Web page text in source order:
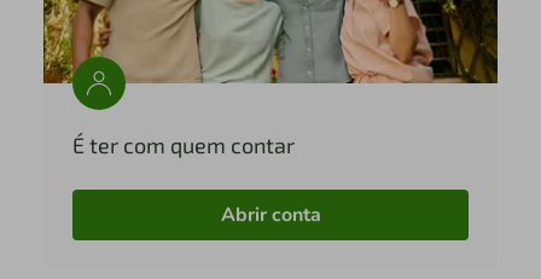
É ter com quem contar
Abrir conta